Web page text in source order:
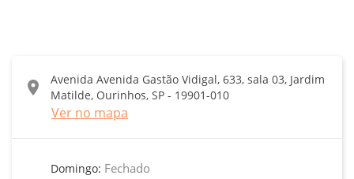
location_on
Avenida Avenida Gastão Vidigal, 633, sala 03, Jardim
Matilde, Ourinhos, SP - 19901-010
Ver no mapa
Domingo: Fechado